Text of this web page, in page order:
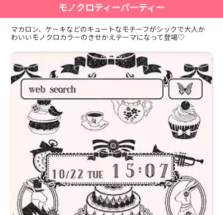
モノクロティーパーティー
マカロン、ケーキなどのキュートなモチーフがシックで大人か
わいいモノクロカラーのきせかえテーマになって登場♡